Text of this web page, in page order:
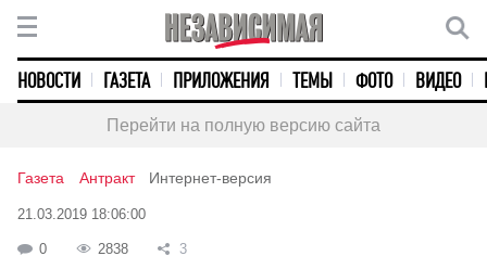
НОВОСТИ ГАЗЕТА ПРИЛОЖЕНИЯ ТЕМЫ ФОТО ВИДЕО
Перейти на полную версию сайта
Газета Антракт Интернет-версия
21.03.2019 18:06:00
0 2838 3